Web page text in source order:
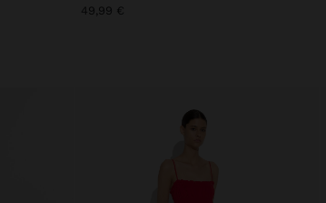
49,99 €